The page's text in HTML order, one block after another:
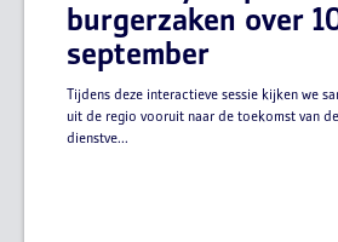
burgerzaken over
september
Tijdens deze interactieve sessie kijken we
uit de regio vooruit naar de toekomst van
dienstve...